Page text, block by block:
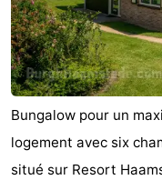
Scheveningen
-
La
Haye
-
Rotterdam
-
Rockanje
Zeeland
Bungalow pour un
logement avec six
situé sur Resort